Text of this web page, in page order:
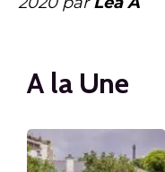
A la Une